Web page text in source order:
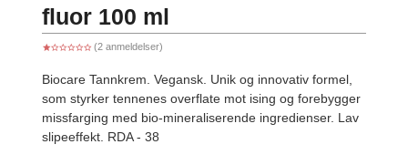
fluor 100 ml
(2 anmeldelser)
Biocare Tannkrem. Vegansk. Unik og innovativ formel,
som styrker tennenes overflate mot ising og forebygger
missfarging med bio-mineraliserende ingredienser. Lav
slipeeffekt. RDA - 38